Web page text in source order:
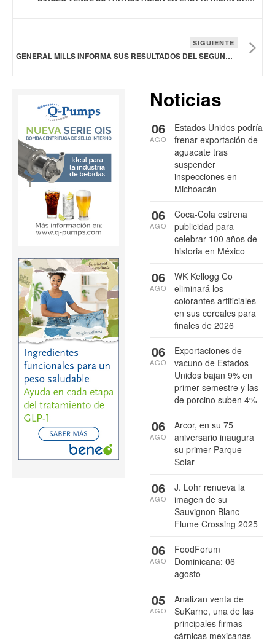
SIGUIENTE
GENERAL MILLS INFORMA SUS RESULTADOS DEL SEGUNDO TRIMESTRE DEL AÑO FISCAL 2026
Noticias
Estados Unidos podría
frenar exportación de
aguacate tras
suspender
inspecciones en
Michoacán
06
AGO
Coca-Cola estrena
publicidad para
celebrar 100 años de
historia en México
06
AGO
WK Kellogg Co
eliminará los
colorantes artificiales
en sus cereales para
finales de 2026
06
AGO
Exportaciones de
vacuno de Estados
Unidos bajan 9% en
primer semestre y las
de porcino suben 4%
06
AGO
Arcor, en su 75
aniversario inaugura
su primer Parque
Solar
06
AGO
J. Lohr renueva la
imagen de su
Sauvignon Blanc
Flume Crossing 2025
06
AGO
FoodForum
Dominicana: 06
agosto
06
AGO
Analizan venta de
SuKarne, una de las
principales firmas
cárnicas mexicanas
05
AGO